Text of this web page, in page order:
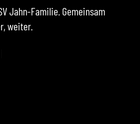
Jahn-Familie. Gemeinsam
weiter.